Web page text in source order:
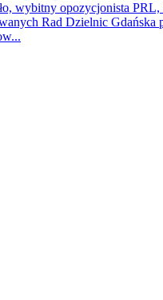
wybitny opozycjonista PRL,
Rad Dzielnic Gdańska